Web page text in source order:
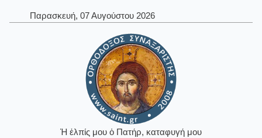
Παρασκευή, 07 Αυγούστου 2026
Ἡ ἐλπίς μου ὁ Πατήρ, καταφυγή μου